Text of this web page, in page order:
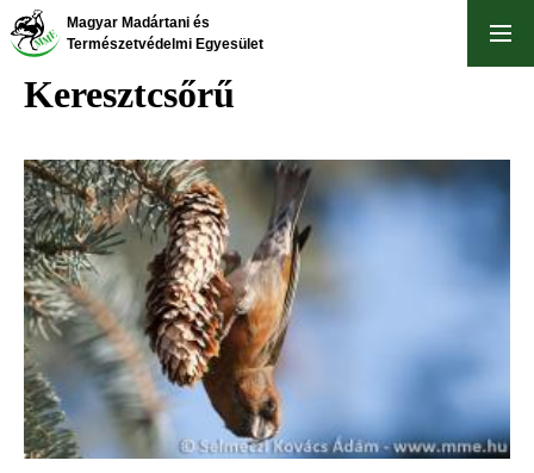
Ugrás
Magyar Madártani és
Természetvédelmi Egyesület
Keresztcsőrű